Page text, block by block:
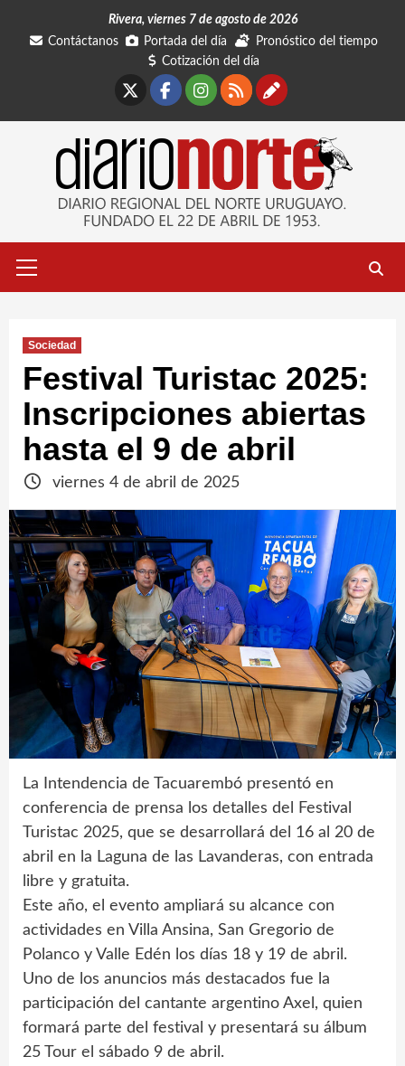
Rivera, viernes 7 de agosto de 2026
Contáctanos
Portada del día
Pronóstico del tiempo
Cotización del día
Facebook
Instagram
RSSContáctanos
primario
Sociedad
Festival Turistac 2025:
Inscripciones abiertas
hasta el 9 de abril
viernes 4 de abril de 2025
La Intendencia de Tacuarembó presentó en
conferencia de prensa los detalles del Festival
Turistac 2025, que se desarrollará del 16 al 20 de
abril en la Laguna de las Lavanderas, con entrada
libre y gratuita.
Este año, el evento ampliará su alcance con
actividades en Villa Ansina, San Gregorio de
Polanco y Valle Edén los días 18 y 19 de abril.
Uno de los anuncios más destacados fue la
participación del cantante argentino Axel, quien
formará parte del festival y presentará su álbum
25 Tour el sábado 9 de abril.